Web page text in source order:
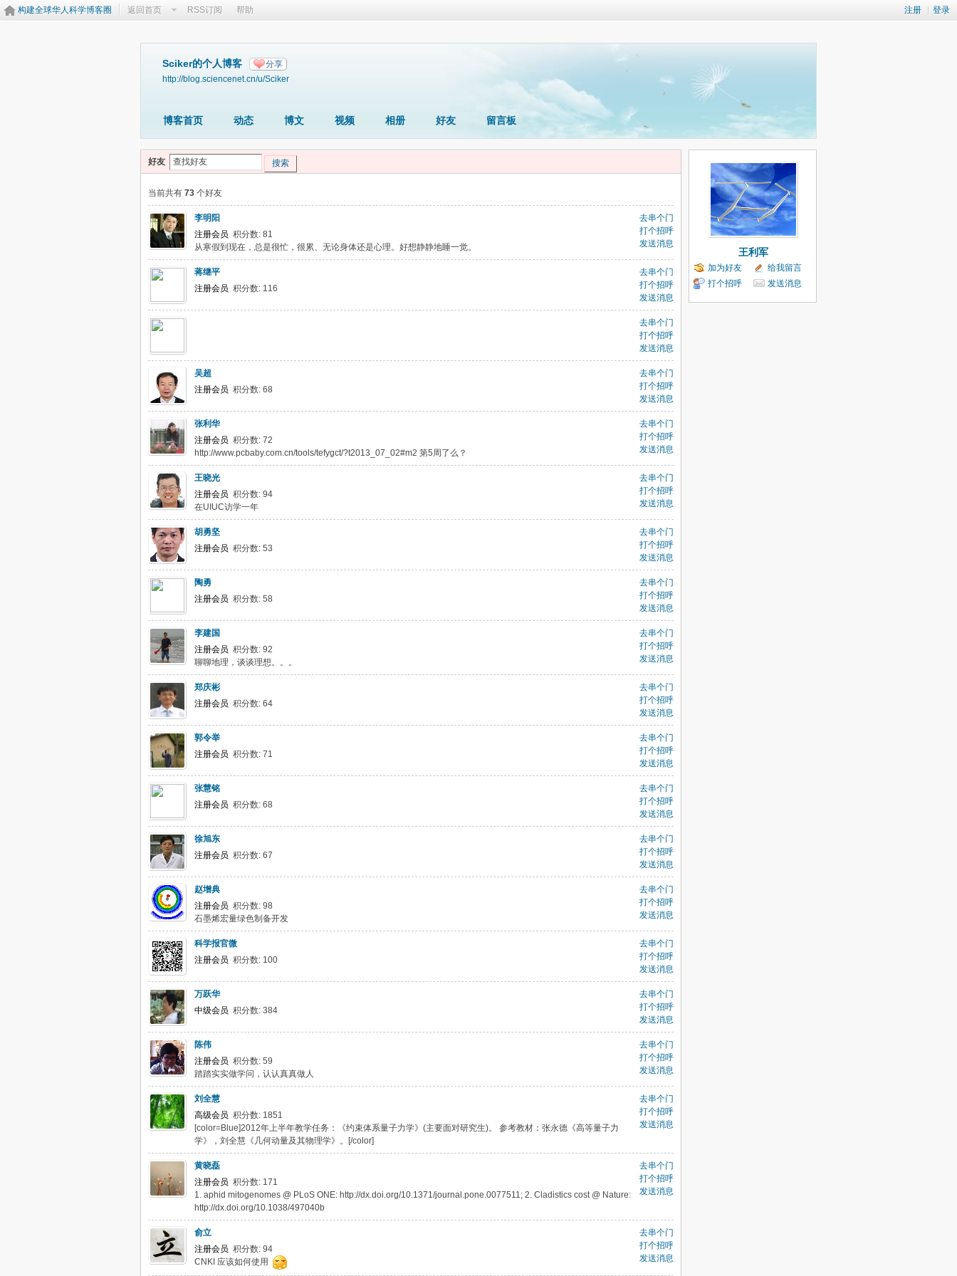
注册 登录
构建全球华人科学博客圈 返回首页 RSS订阅 帮助
Sciker的个人博客 分享
http://blog.sciencenet.cn/u/Sciker
博客首页 动态 博文 视频 相册 好友 留言板
好友 搜索
当前共有 73 个好友
去串个门
打个招呼
发送消息
李明阳
注册会员 积分数: 81
从寒假到现在，总是很忙，很累、无论身体还是心理。好想静静地睡一觉。
去串个门
打个招呼
发送消息
蒋继平
注册会员 积分数: 116
去串个门
打个招呼
发送消息
去串个门
打个招呼
发送消息
吴超
注册会员 积分数: 68
去串个门
打个招呼
发送消息
张利华
注册会员 积分数: 72
http://www.pcbaby.com.cn/tools/tefygct/?t2013_07_02#m2 第5周了么？
去串个门
打个招呼
发送消息
王晓光
注册会员 积分数: 94
在UIUC访学一年
去串个门
打个招呼
发送消息
胡勇坚
注册会员 积分数: 53
去串个门
打个招呼
发送消息
陶勇
注册会员 积分数: 58
去串个门
打个招呼
发送消息
李建国
注册会员 积分数: 92
聊聊地理，谈谈理想。。。
去串个门
打个招呼
发送消息
郑庆彬
注册会员 积分数: 64
去串个门
打个招呼
发送消息
郭令举
注册会员 积分数: 71
去串个门
打个招呼
发送消息
张慧铭
注册会员 积分数: 68
去串个门
打个招呼
发送消息
徐旭东
注册会员 积分数: 67
去串个门
打个招呼
发送消息
赵增典
注册会员 积分数: 98
石墨烯宏量绿色制备开发
去串个门
打个招呼
发送消息
科学报官微
注册会员 积分数: 100
去串个门
打个招呼
发送消息
万跃华
中级会员 积分数: 384
去串个门
打个招呼
发送消息
陈伟
注册会员 积分数: 59
踏踏实实做学问，认认真真做人
去串个门
打个招呼
发送消息
刘全慧
高级会员 积分数: 1851
[color=Blue]2012年上半年教学任务：《约束体系量子力学》(主要面对研究生)。 参考教材：张永德《高等量子力
学》，刘全慧《几何动量及其物理学》。[/color]
去串个门
打个招呼
发送消息
黄晓磊
注册会员 积分数: 171
1. aphid mitogenomes @ PLoS ONE: http://dx.doi.org/10.1371/journal.pone.0077511; 2. Cladistics cost @ Nature:
http://dx.doi.org/10.1038/497040b
去串个门
打个招呼
发送消息
俞立
注册会员 积分数: 94
CNKI 应该如何使用
王利军
加为好友
给我留言
打个招呼
发送消息